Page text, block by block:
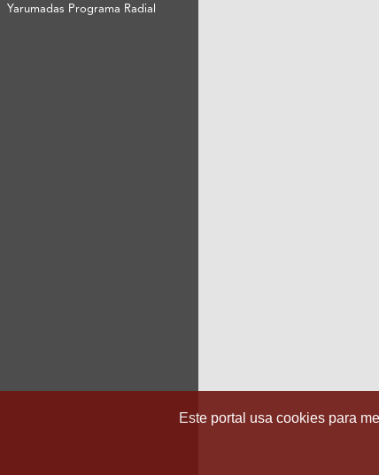
Yarumadas Programa Radial
Este portal usa cookies para